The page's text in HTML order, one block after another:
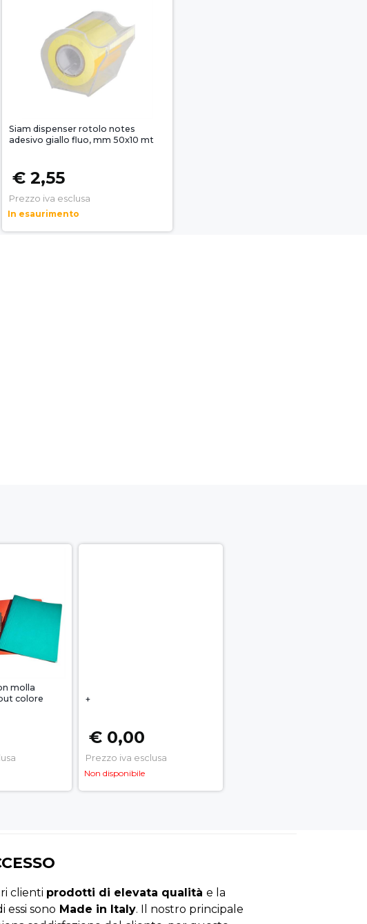
Siam dispenser rotolo notes
adesivo giallo fluo, mm 50x10 mt
€ 2,55
Prezzo iva esclusa
In esaurimento
molla
colore
+
€ 0,00
Prezzo iva esclusa
Non disponibile
clienti prodotti di elevata qualità e la
essi sono Made in Italy. Il nostro principale